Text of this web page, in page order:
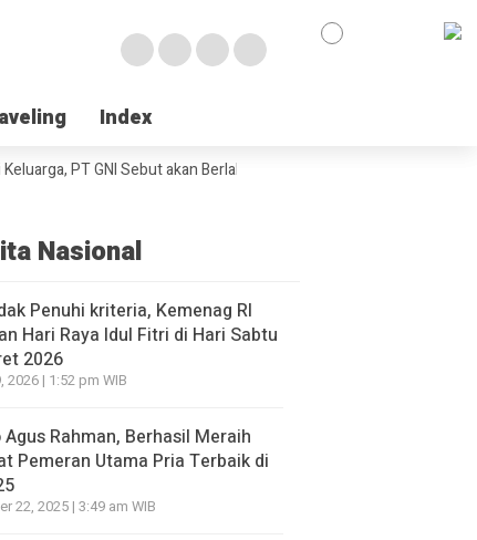
Index
Index
PT GNI Sebut akan Berlaku Januari 2027
Nasional
Penuhi kriteria, Kemenag RI
Hari Raya Idul Fitri di Hari Sabtu
2026
2026 | 1:52 pm WIB
Agus Rahman, Berhasil Meraih
Pemeran Utama Pria Terbaik di
22, 2025 | 3:49 am WIB